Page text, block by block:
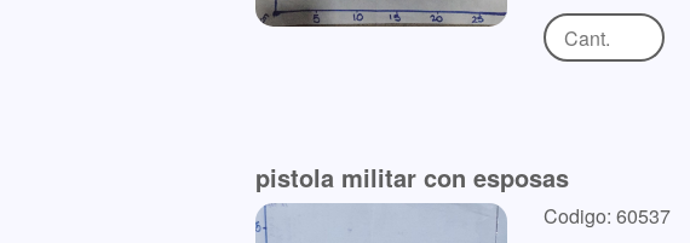
pistola militar con esposas
Codigo: 60537